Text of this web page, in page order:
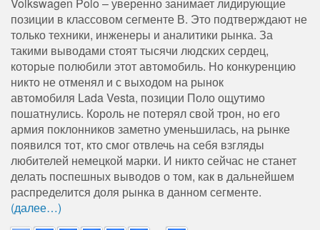
позиции в классовом сегменте В. Это подтверждают не
только техники, инженеры и аналитики рынка. За
такими выводами стоят тысячи людских сердец,
которые полюбили этот автомобиль. Но конкуренцию
никто не отменял и с выходом на рынок
автомобиля Lada Vesta, позиции Поло ощутимо
пошатнулись. Король не потерял свой трон, но его
армия поклонников заметно уменьшилась, на рынке
появился тот, кто смог отвлечь на себя взгляды
любителей немецкой марки. И никто сейчас не станет
делать поспешных выводов о том, как в дальнейшем
распределится доля рынка в данном сегменте.
(далее…)